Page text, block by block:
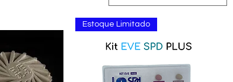
Estoque Limitado